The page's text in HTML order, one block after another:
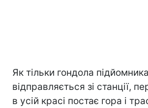
Як тільки гондола підйомника
відправляється зі станції,
в усій красі постає гора і